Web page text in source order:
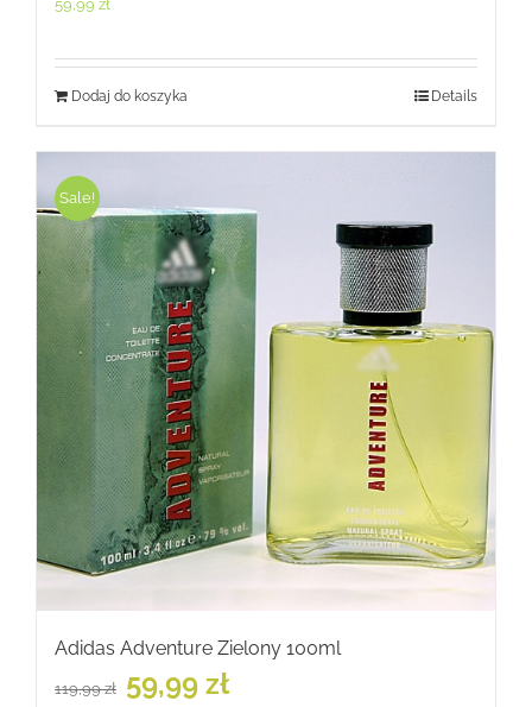
59,99 zł
Dodaj do koszyka Details
Sale!
Adidas Adventure Zielony 100ml
119,99zł cena
59,99 złcena